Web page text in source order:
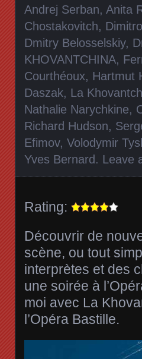
Andrej Serban, Anita
Chostakovitch,
Dmitry Belosselskiy,
KHOVANTCHINA,
Courthéoux, Hartmut
Daszak, La
Nathalie Narychkine,
Richard Hudson,
Efimov, Volodymir
Yves Bernard. Leave
Rating:
Découvrir de
scène, ou tout
interprètes et des
une soirée à
moi avec La
l’Opéra Bastille.